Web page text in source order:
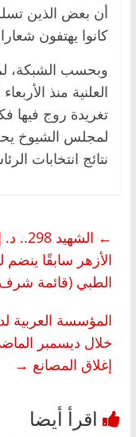
أن بعض الذين
كانوا يهتفون
وبحسب الشبكة،
العلنية منذ
تغريدة روج فيها
لمجلس الشيوخ
نتائج انتخابات
←
الأزهر سابقًا ينضم
الطبي (قائمة
خلال ديسمبر
إغلاق المصانع →